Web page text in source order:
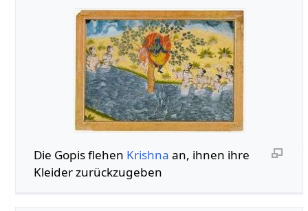
Die Gopis flehen Krishna an, ihnen ihre
Kleider zurückzugeben